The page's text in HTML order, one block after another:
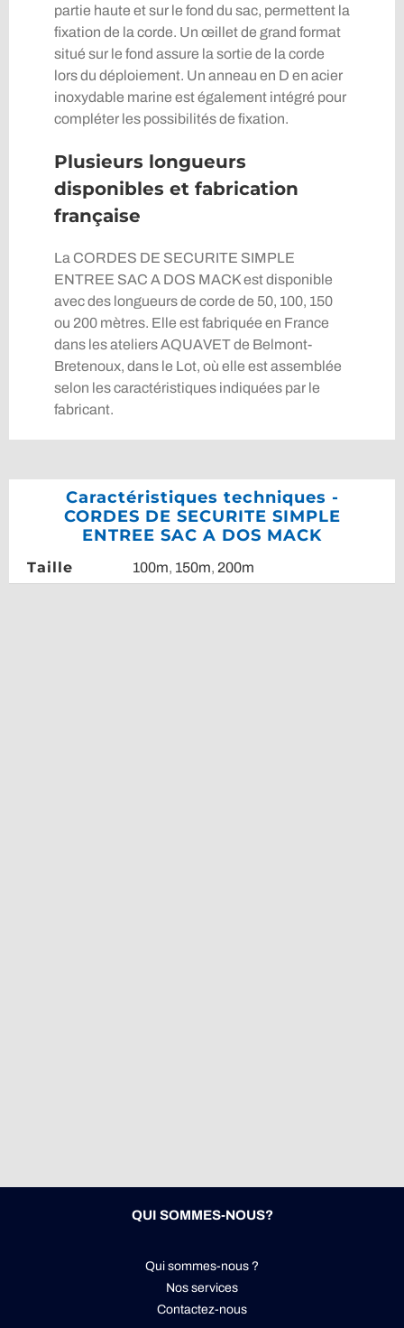
partie haute et sur le fond du sac, permettent la
fixation de la corde. Un œillet de grand format
situé sur le fond assure la sortie de la corde
lors du déploiement. Un anneau en D en acier
inoxydable marine est également intégré pour
compléter les possibilités de fixation.
Plusieurs longueurs
disponibles et fabrication
française
La CORDES DE SECURITE SIMPLE
ENTREE SAC A DOS MACK est disponible
avec des longueurs de corde de 50, 100, 150
ou 200 mètres. Elle est fabriquée en France
dans les ateliers AQUAVET de Belmont-
Bretenoux, dans le Lot, où elle est assemblée
selon les caractéristiques indiquées par le
fabricant.
Caractéristiques techniques -
CORDES DE SECURITE SIMPLE
ENTREE SAC A DOS MACK
Taille 100m, 150m, 200m
QUI SOMMES-NOUS?
Qui sommes-nous ?
Nos services
Contactez-nous